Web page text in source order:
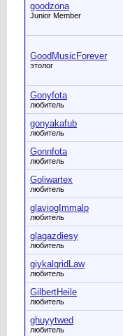
goodzona
Junior Member
GoodMusicForever
этолог
Gonyfota
любитель
gonyakafub
любитель
Gonnfota
любитель
Goliwartex
любитель
glaviogImmalp
любитель
glagazdiesy
любитель
giykalqridLaw
любитель
GilbertHeile
любитель
ghuyytwed
любитель